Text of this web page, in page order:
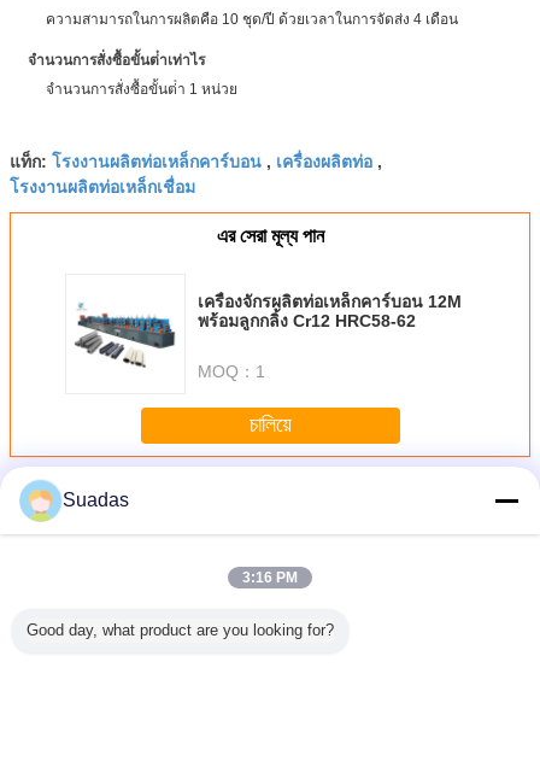
ความสามารถในการผลิตคือ 10 ชุด/ปี ด้วยเวลาในการจัดส่ง 4 เดือน
จํานวนการสั่งซื้อขั้นต่ําเท่าไร
จํานวนการสั่งซื้อขั้นต่ํา 1 หน่วย
แท็ก: โรงงานผลิตท่อเหล็กคาร์บอน , เครื่องผลิตท่อ ,
โรงงานผลิตท่อเหล็กเชื่อม
এর সেরা মূল্য পান
เครื่องจักรผลิตท่อเหล็กคาร์บอน 12M
พร้อมลูกกลิ้ง Cr12 HRC58-62
MOQ： 1
চালিয়ে
มากกว่าเครื่องบดหลอด
สีท่อเส้น
เครื่องโรงสีท่อเหล็ก
เส้นผ่านศูนย์กลาง
Suadas
3:16 PM
Good day, what product are you looking for?